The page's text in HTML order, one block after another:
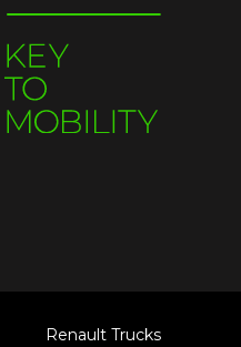
Renault Trucks